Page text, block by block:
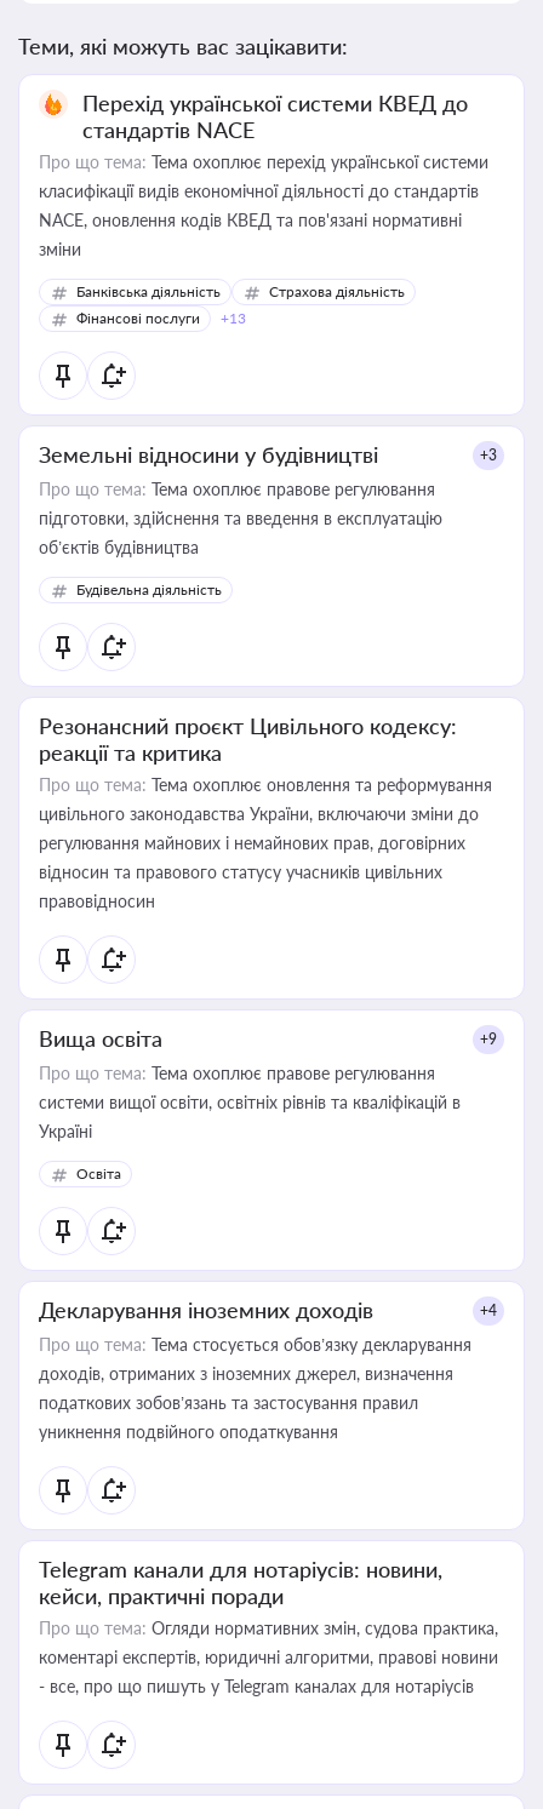
Теми, які можуть вас зацікавити:
Перехід української системи КВЕД до
стандартів NACE
Про що тема: Тема охоплює перехід української системи
класифікації видів економічної діяльності до стандартів
NACE, оновлення кодів КВЕД та пов'язані нормативні
зміни
Банківська діяльність
Страхова діяльність
Фінансові послуги
+13
Земельні відносини у будівництві +3
Про що тема: Тема охоплює правове регулювання
підготовки, здійснення та введення в експлуатацію
об’єктів будівництва
Будівельна діяльність
Резонансний проєкт Цивільного кодексу:
реакції та критика
Про що тема: Тема охоплює оновлення та реформування
цивільного законодавства України, включаючи зміни до
регулювання майнових і немайнових прав, договірних
відносин та правового статусу учасників цивільних
правовідносин
Вища освіта +9
Про що тема: Тема охоплює правове регулювання
системи вищої освіти, освітніх рівнів та кваліфікацій в
Україні
Освіта
Декларування іноземних доходів +4
Про що тема: Тема стосується обов’язку декларування
доходів, отриманих з іноземних джерел, визначення
податкових зобов’язань та застосування правил
уникнення подвійного оподаткування
Telegram канали для нотаріусів: новини,
кейси, практичні поради
Про що тема: Огляди нормативних змін, судова практика,
коментарі експертів, юридичні алгоритми, правові новини
- все, про що пишуть у Telegram каналах для нотаріусів